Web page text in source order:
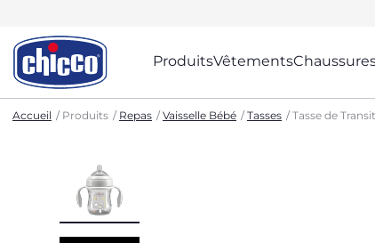
ProduitsVêtements
Accueil Produits Repas Vaisselle Bébé Tasses Tasse de